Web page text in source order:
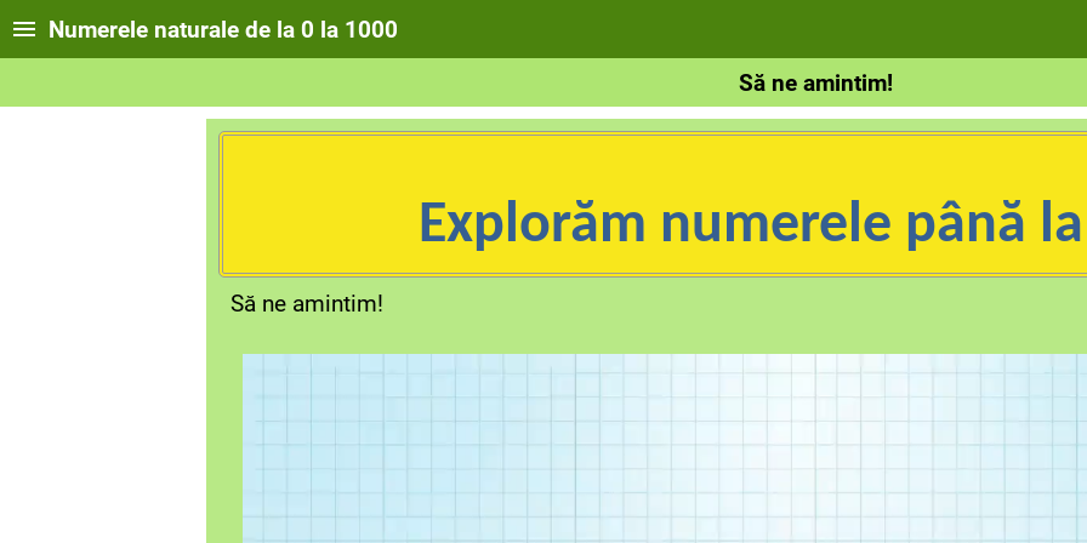
Numerele naturale de la 0 la 1000
Să ne amintim!
Explorăm numerele până
Să ne amintim!